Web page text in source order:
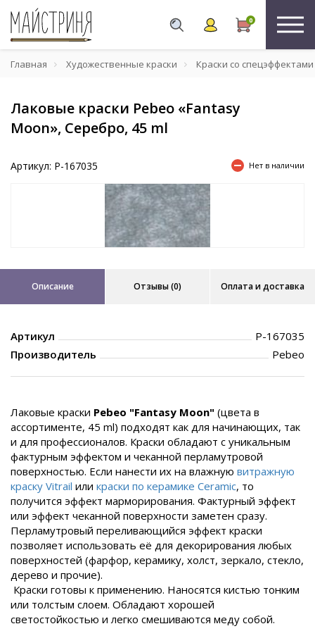
0
Главная Художественные краски Краски со спецэффектами
Лаковые краски Pebeo «Fantasy
Moon», Серебро, 45 ml
Артикул: P-167035 Нет в наличии
Описание Отзывы (0) Оплата и доставка
Артикул
P-167035
Производитель
Pebeo
Лаковые краски Pebeo "Fantasy Moon" (цвета в
ассортименте, 45 ml) подходят как для начинающих, так
и для профессионалов. Краски обладают с уникальным
фактурным эффектом и чеканной перламутровой
поверхностью. Если нанести их на влажную витражную
краску Vitrail или краски по керамике Ceramic, то
получится эффект марморирования. Фактурный эффект
или эффект чеканной поверхности заметен сразу.
Перламутровый переливающийся эффект краски
позволяет использовать её для декорирования любых
поверхностей (фарфор, керамику, холст, зеркало, стекло,
дерево и прочие).
Краски готовы к применению. Наносятся кистью тонким
или толстым слоем. Обладают хорошей
светостойкостью и легко смешиваются меду собой.